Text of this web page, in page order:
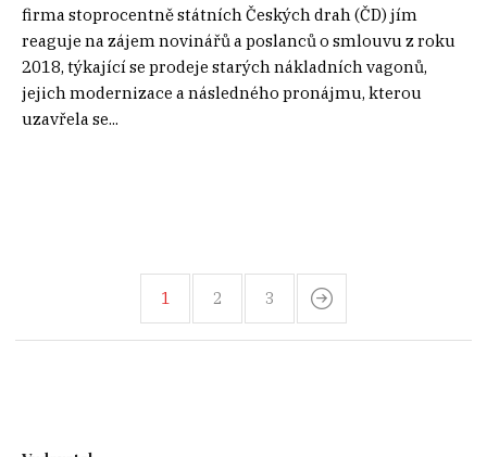
firma stoprocentně státních Českých drah (ČD) jím
reaguje na zájem novinářů a poslanců o smlouvu z roku
2018, týkající se prodeje starých nákladních vagonů,
jejich modernizace a následného pronájmu, kterou
uzavřela se...
1 2 3